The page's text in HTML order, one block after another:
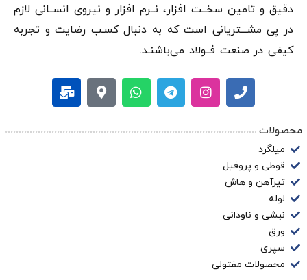
دقيق و تامین سخــت افزار، نــرم افزار و نیروی انســانی لازم
در پی مشـــتریانی است که به دنبال کسـب رضایت و تجربه
کیفی در صنعت فــولاد می‌باشنـد.
محصولات
میلگرد
قوطی و پروفیل
تیرآهن و هاش
لوله
نبشی و ناودانی
ورق
سپری
محصولات مفتولی